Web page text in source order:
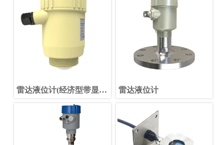
雷达液位计(经济型带显示
雷达液位计